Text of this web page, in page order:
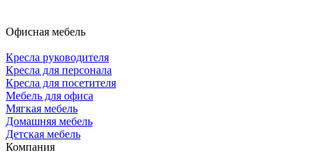
Офисная мебель
Кресла руководителя
Кресла для персонала
Кресла для посетителя
Мебель для офиса
Мягкая мебель
Домашняя мебель
Детская мебель
Компания